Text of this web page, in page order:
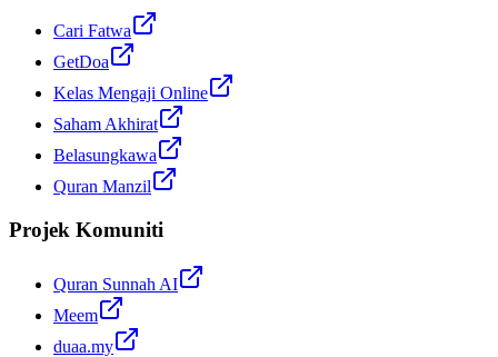
Cari Fatwa
GetDoa
Kelas Mengaji Online
Saham Akhirat
Belasungkawa
Quran Manzil
Projek Komuniti
Quran Sunnah AI
Meem
duaa.my